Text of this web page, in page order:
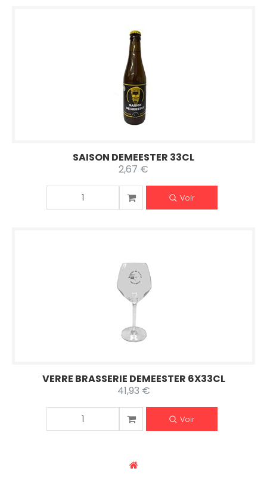
SAISON DEMEESTER 33CL
2,67 €
Voir
VERRE BRASSERIE DEMEESTER 6X33CL
41,93 €
Voir